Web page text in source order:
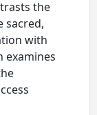
the
sacred,
with
examines